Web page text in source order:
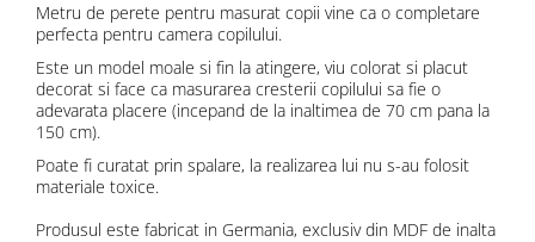
Metru de perete pentru masurat copii vine ca o completare
perfecta pentru camera copilului.
Este un model moale si fin la atingere, viu colorat si placut
decorat si face ca masurarea cresterii copilului sa fie o
adevarata placere (incepand de la inaltimea de 70 cm pana la
150 cm).
Poate fi curatat prin spalare, la realizarea lui nu s-au folosit
materiale toxice.
Produsul este fabricat in Germania, exclusiv din MDF de inalta